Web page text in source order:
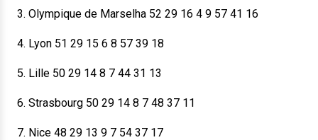
3. Olympique de Marselha 52 29 16 4 9 57 41 16
4. Lyon 51 29 15 6 8 57 39 18
5. Lille 50 29 14 8 7 44 31 13
6. Strasbourg 50 29 14 8 7 48 37 11
7. Nice 48 29 13 9 7 54 37 17